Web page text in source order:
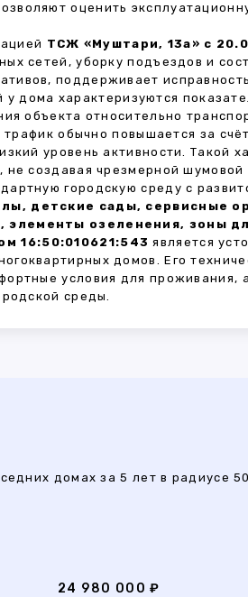
оценить
ТСЖ «Муштари, 13а» с
сетей, уборку подъездов и
поддерживает
дома характеризуются
объекта относительно
обычно повышается за
уровень активности. Такой
создавая чрезмерной шумовой
городскую среду с
детские сады, сервисные
элементы озеленения, зоны
16:50:010621:543 является
домов. Его
условия для
среды.
домах за 5 лет в радиусе
24 980 000 ₽